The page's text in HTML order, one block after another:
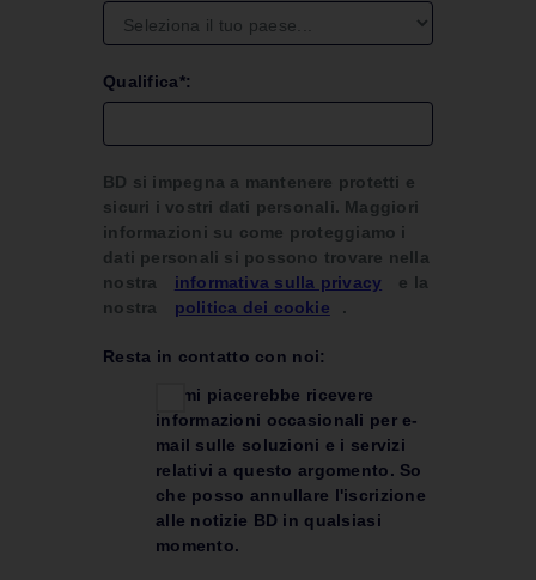
Qualifica*:
BD si impegna a mantenere protetti e
sicuri i vostri dati personali. Maggiori
informazioni su come proteggiamo i
dati personali si possono trovare nella
nostra
informativa sulla privacy
e la
nostra
politica dei cookie .
Resta in contatto con noi:
Sì, mi piacerebbe ricevere
informazioni occasionali per e-
mail sulle soluzioni e i servizi
relativi a questo argomento. So
che posso annullare l'iscrizione
alle notizie BD in qualsiasi
momento.